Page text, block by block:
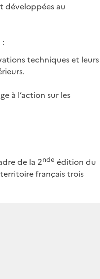
développées au
:
techniques et leurs
à l’action sur les
de la 2nde édition du
français trois